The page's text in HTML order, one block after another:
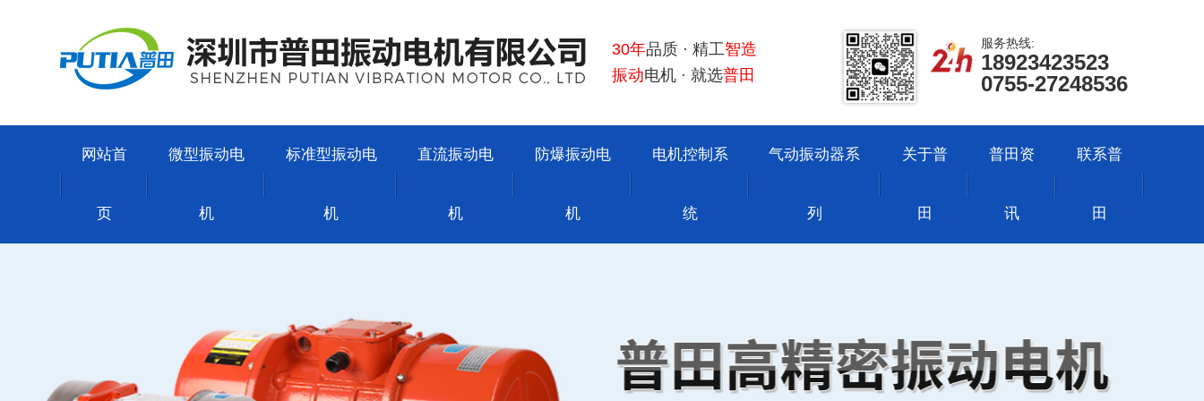
30年品质 · 精工智造
振动电机 · 就选普田
服务热线:
18923423523
0755-27248536
网站首
页
微型振动电
机
标准型振动电
机
直流振动电
机
防爆振动电
机
电机控制系
统
气动振动器系
列
关于普
田
普田资
讯
联系普
田